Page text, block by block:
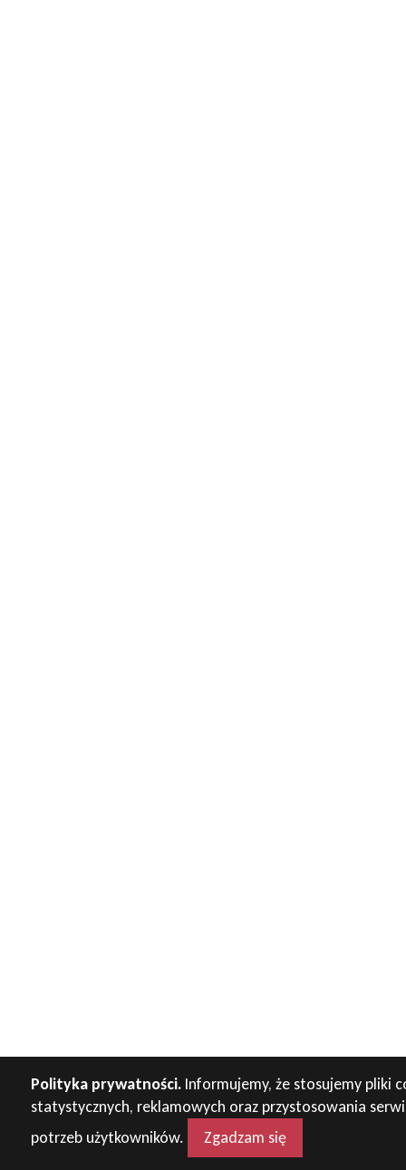
Polityka prywatności.Informujemy, że stosujemy pliki
statystycznych, reklamowych oraz przystosowania
potrzeb użytkowników.
Zgadzam się